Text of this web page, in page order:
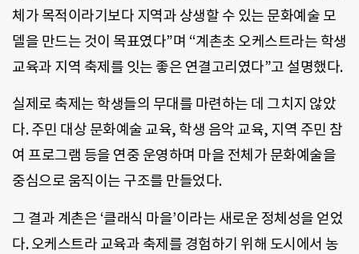
체가 목적이라기보다 지역과 상생할 수 있는 문화예술 모
델을 만드는 것이 목표였다”며 “계촌초 오케스트라는 학생
교육과 지역 축제를 잇는 좋은 연결고리였다”고 설명했다.
실제로 축제는 학생들의 무대를 마련하는 데 그치지 않았
다. 주민 대상 문화예술 교육, 학생 음악 교육, 지역 주민 참
여 프로그램 등을 연중 운영하며 마을 전체가 문화예술을
중심으로 움직이는 구조를 만들었다.
그 결과 계촌은 ‘클래식 마을’이라는 새로운 정체성을 얻었
다. 오케스트라 교육과 축제를 경험하기 위해 도시에서 농